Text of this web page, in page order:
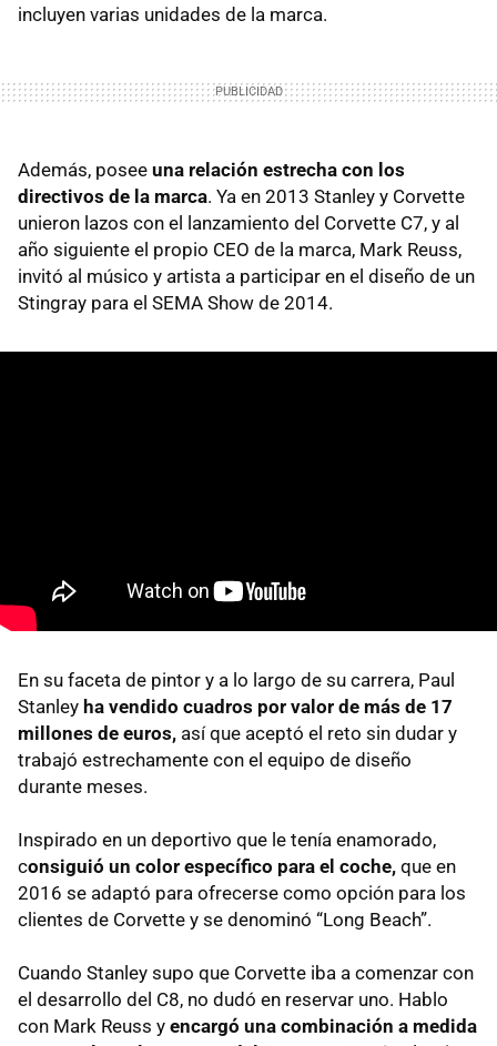
incluyen varias unidades de la marca.
Además, posee una relación estrecha con los
directivos de la marca. Ya en 2013 Stanley y Corvette
unieron lazos con el lanzamiento del Corvette C7, y al
año siguiente el propio CEO de la marca, Mark Reuss,
invitó al músico y artista a participar en el diseño de un
Stingray para el SEMA Show de 2014.
En su faceta de pintor y a lo largo de su carrera, Paul
Stanley ha vendido cuadros por valor de más de 17
millones de euros, así que aceptó el reto sin dudar y
trabajó estrechamente con el equipo de diseño
durante meses.
Inspirado en un deportivo que le tenía enamorado,
consiguió un color específico para el coche, que en
2016 se adaptó para ofrecerse como opción para los
clientes de Corvette y se denominó “Long Beach”.
Cuando Stanley supo que Corvette iba a comenzar con
el desarrollo del C8, no dudó en reservar uno. Hablo
con Mark Reuss y encargó una combinación a medida